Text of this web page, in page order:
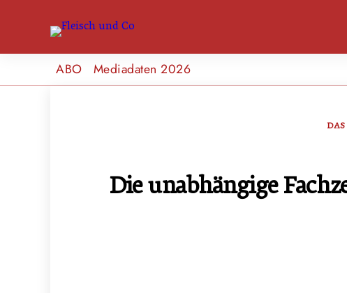
ABO Mediadaten 2026
Die unabhängige